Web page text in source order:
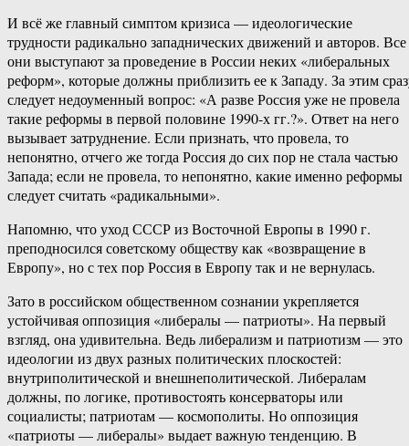
И всё же главный симптом кризиса — идеологические
трудности радикально западнических движений и авторов. Все
они выступают за проведение в России неких «либеральных
реформ», которые должны приблизить ее к Западу. За этим
следует недоуменный вопрос: «А разве Россия уже не провела
такие реформы в первой половине 1990-х гг.?». Ответ на него
вызывает затруднение. Если признать, что провела, то
непонятно, отчего же тогда Россия до сих пор не стала частью
Запада; если не провела, то непонятно, какие именно реформы
следует считать «радикальными».
Напомню, что уход СССР из Восточной Европы в 1990 г.
преподносился советскому обществу как «возвращение в
Европу», но с тех пор Россия в Европу так и не вернулась.
Зато в российском общественном сознании укрепляется
устойчивая оппозиция «либералы — патриоты». На первый
взгляд, она удивительна. Ведь либерализм и патриотизм — это
идеологии из двух разных политических плоскостей:
внутриполитической и внешнеполитической. Либералам
должны, по логике, противостоять консерваторы или
социалисты; патриотам — космополиты. Но оппозиция
«патриоты — либералы» выдает важную тенденцию. В